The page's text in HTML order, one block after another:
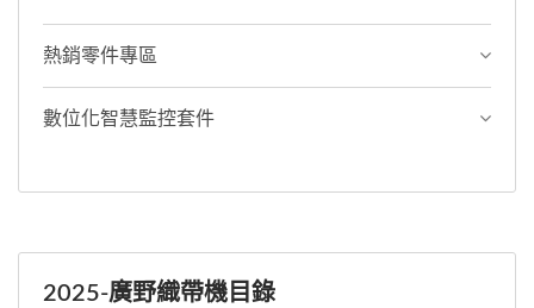
熱銷零件專區
數位化智慧監控套件
2025-廣野織帶機目錄